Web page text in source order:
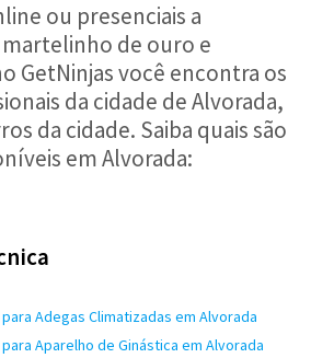
ou presenciais a
de ouro e
GetNinjas você encontra os
da cidade de Alvorada,
da cidade. Saiba quais são
em Alvorada:
Adegas Climatizadas em Alvorada
Aparelho de Ginástica em Alvorada